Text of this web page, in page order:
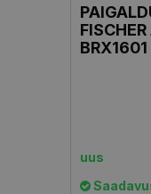
BRX1601
uus